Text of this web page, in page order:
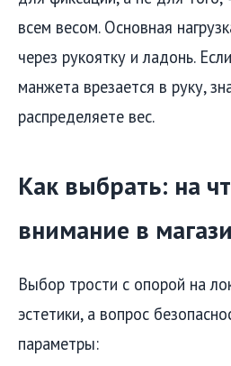
всем весом. Основная
через рукоятку и ладонь.
манжета врезается в руку,
распределяете вес.
Как выбрать: на
внимание в
Выбор трости с опорой на
эстетики, а вопрос
параметры: